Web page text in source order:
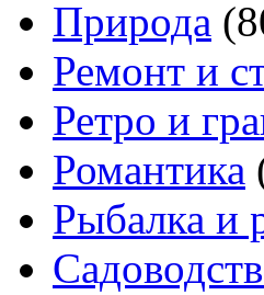
Природа
Ремонт и
Ретро и
Романтика
Рыбалка и